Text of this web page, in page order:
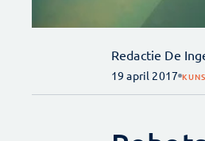
Redactie De
19 april 2017